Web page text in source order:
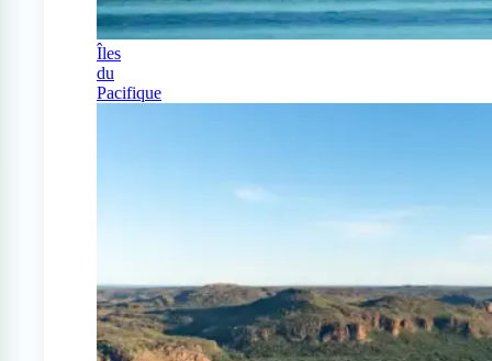
Îles
du
Pacifique